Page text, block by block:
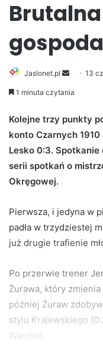
Jaslonet.pl
e
d
a
l
13
1 minuta czytania
Kolejne trzy punkty
konto Czarnych
Lesko 0:3. Spotkanie
serii spotkań o
Okręgowej.
Pierwsza, i jedyna w
padła w trzydziestej
już drugie trafienie
Po przerwie trener
Żurawa, który
później Żuraw
stylu Krajewskiego
Warchoł.